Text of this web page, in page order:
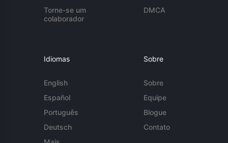
Torne-se um
colaborador
DMCA
Idiomas
English
Español
Português
Deutsch
Sobre
Sobre
Equipe
Blogue
Contato